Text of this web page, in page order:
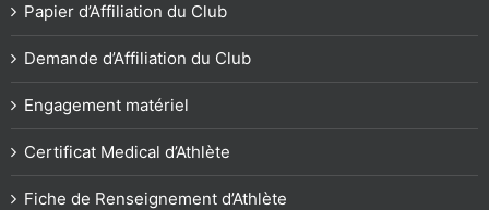
Papier d’Affiliation du Club
Demande d’Affiliation du Club
Engagement matériel
Certificat Medical d’Athlète
Fiche de Renseignement d’Athlète